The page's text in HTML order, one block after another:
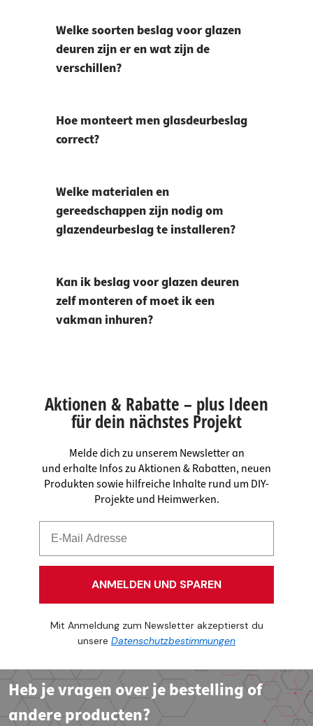
Welke soorten beslag voor glazen
deuren zijn er en wat zijn de
verschillen?
Hoe monteert men glasdeurbeslag
correct?
Welke materialen en
gereedschappen zijn nodig om
glazendeurbeslag te installeren?
Kan ik beslag voor glazen deuren
zelf monteren of moet ik een
vakman inhuren?
Aktionen & Rabatte – plus Ideen
für dein nächstes Projekt
Melde dich zu unserem Newsletter an
und erhalte Infos zu Aktionen & Rabatten, neuen
Produkten sowie hilfreiche Inhalte rund um DIY-
Projekte und Heimwerken.
ANMELDEN UND SPAREN
Mit Anmeldung zum Newsletter akzeptierst du
unsere Datenschutzbestimmungen
Heb je vragen over je bestelling of
andere producten?